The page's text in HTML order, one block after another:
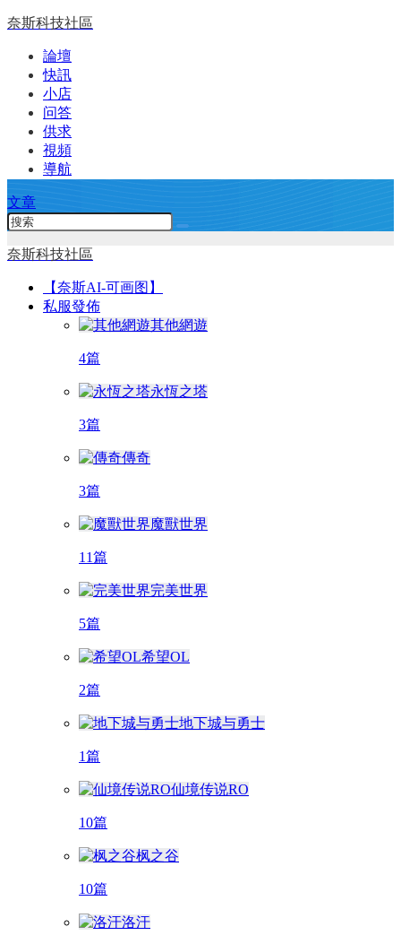
奈斯科技社區
論壇
快訊
小店
问答
供求
視頻
導航
文章
奈斯科技社區
【奈斯AI-可画图】
私服發佈
其他網遊
4篇
永恆之塔
3篇
傳奇
3篇
魔獸世界
11篇
完美世界
5篇
希望OL
2篇
地下城与勇士
1篇
仙境传说RO
10篇
枫之谷
10篇
洛汗